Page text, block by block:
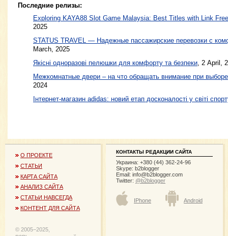
Последние релизы:
Exploring KAYA88 Slot Game Malaysia: Best Titles with Link
2025
STATUS TRAVEL — Надежные пассажирские перевозки с
March, 2025
Якісні одноразові пелюшки для комфорту та безпеки , 2 April,
Межкомнатные двери – на что обращать внимание при
2024
Інтернет-магазин adidas: новий етап досконалості у світі
О ПРОЕКТЕ
СТАТЬИ
КАРТА САЙТА
АНАЛИЗ САЙТА
СТАТЬИ НАВСЕГДА
КОНТЕНТ ДЛЯ САЙТА
© 2005−2025,
КОНТАКТЫ РЕДАКЦИИ САЙТА
Украина: +380 (44) 362-24-96
Skype: b2blogger
Email: info@b2blogger.com
Twitter: @b2blogger
IPhone Android